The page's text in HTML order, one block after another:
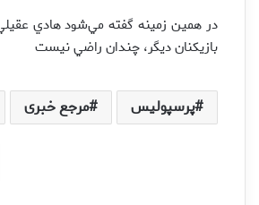
بازيكنان ديگر، چندان راضي نيست
پرسپولیس مرجع خبری